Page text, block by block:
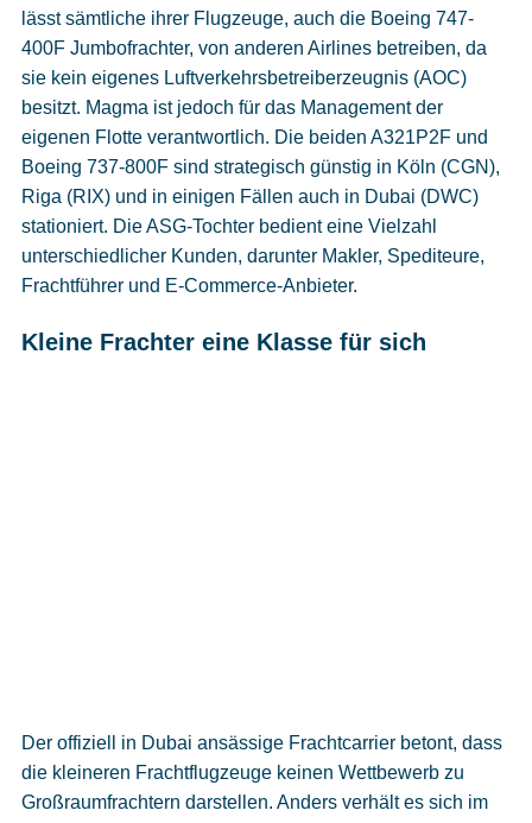
lässt sämtliche ihrer Flugzeuge, auch die Boeing 747-
400F Jumbofrachter, von anderen Airlines betreiben, da
sie kein eigenes Luftverkehrsbetreiberzeugnis (AOC)
besitzt. Magma ist jedoch für das Management der
eigenen Flotte verantwortlich. Die beiden A321P2F und
Boeing 737-800F sind strategisch günstig in Köln (CGN),
Riga (RIX) und in einigen Fällen auch in Dubai (DWC)
stationiert. Die ASG-Tochter bedient eine Vielzahl
unterschiedlicher Kunden, darunter Makler, Spediteure,
Frachtführer und E-Commerce-Anbieter.
Kleine Frachter eine Klasse für sich
Der offiziell in Dubai ansässige Frachtcarrier betont, dass
die kleineren Frachtflugzeuge keinen Wettbewerb zu
Großraumfrachtern darstellen. Anders verhält es sich im